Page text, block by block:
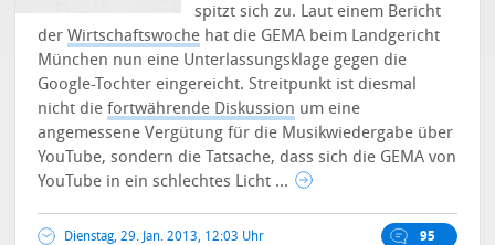
spitzt sich zu. Laut einem Bericht
derWirtschaftswoche hat die GEMA beim Landgericht
München nun eine Unterlassungsklage gegen die
Google-Tochter eingereicht. Streitpunkt ist diesmal
nicht diefortwährende Diskussion um eine
angemessene Vergütung für die Musikwiedergabe über
YouTube, sondern die Tatsache, dass sich die GEMA von
YouTube in ein schlechtes Licht ...
Dienstag, 29. Jan. 2013, 12:03 Uhr 95